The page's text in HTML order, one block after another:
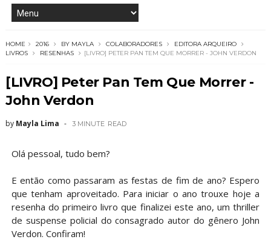
HOME 2016 BY MAYLA COLABORADORES
EDITORA ARQUEIRO
LIVROS
RESENHAS [LIVRO] PETER PAN TEM QUE MORRER - JOHN VERDON
[LIVRO] Peter Pan Tem Que Morrer -
John Verdon
by Mayla Lima 3 MINUTE READ
Olá pessoal, tudo bem?
E então como passaram as festas de fim de ano? Espero
que tenham aproveitado. Para iniciar o ano trouxe hoje a
resenha do primeiro livro que finalizei este ano, um thriller
de suspense policial do consagrado autor do gênero John
Verdon. Confiram!